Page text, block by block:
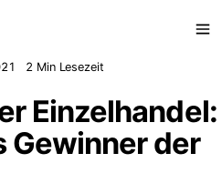
2 Min Lesezeit
Einzelhandel:
Gewinner der